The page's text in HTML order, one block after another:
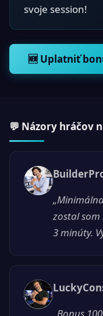
svoje session!
🆕 Uplatniť
💬 Názory hráčov
zostal
3 minúty.
„Bonus